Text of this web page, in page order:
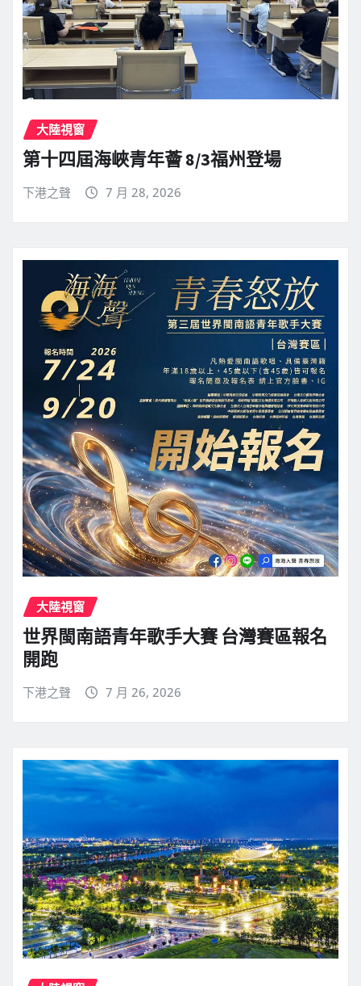
大陸視窗
第十四屆海峽青年薈 8/3福州登場
下港之聲 7 月 28, 2026
大陸視窗
世界閩南語青年歌手大賽 台灣賽區報名
開跑
下港之聲 7 月 26, 2026